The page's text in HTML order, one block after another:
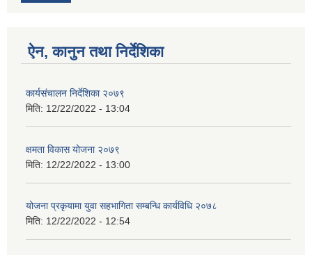
ऐन, कानुन तथा निर्देशिका
कार्यसंचालन निर्देशिका २०७९
मिति: 12/22/2022 - 13:04
क्षमता विकास योजना २०७९
मिति: 12/22/2022 - 13:00
योजना प्रकृयामा युवा सहभागिता सम्बन्धि कार्यविधि २०७८
मिति: 12/22/2022 - 12:54